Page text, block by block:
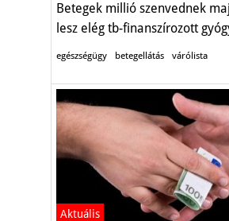
Betegek millió szenvednek
lesz elég tb-finanszírozott
egészségügy betegellátás várólista
Aktuális